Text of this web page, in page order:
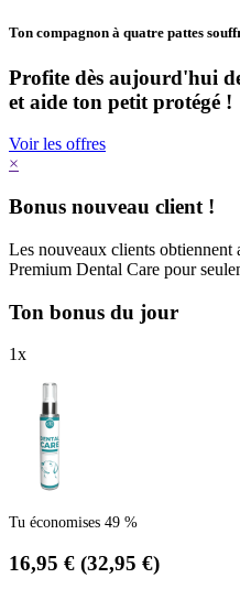
Ton compagnon à quatre pattes
Profite dès aujourd'hui
et aide ton petit protégé !
Voir les offres
×
Bonus nouveau client !
Les nouveaux clients
Premium Dental Care pour
Ton bonus du jour
1x
Tu économises 49 %
16,95 € (32,95 €)